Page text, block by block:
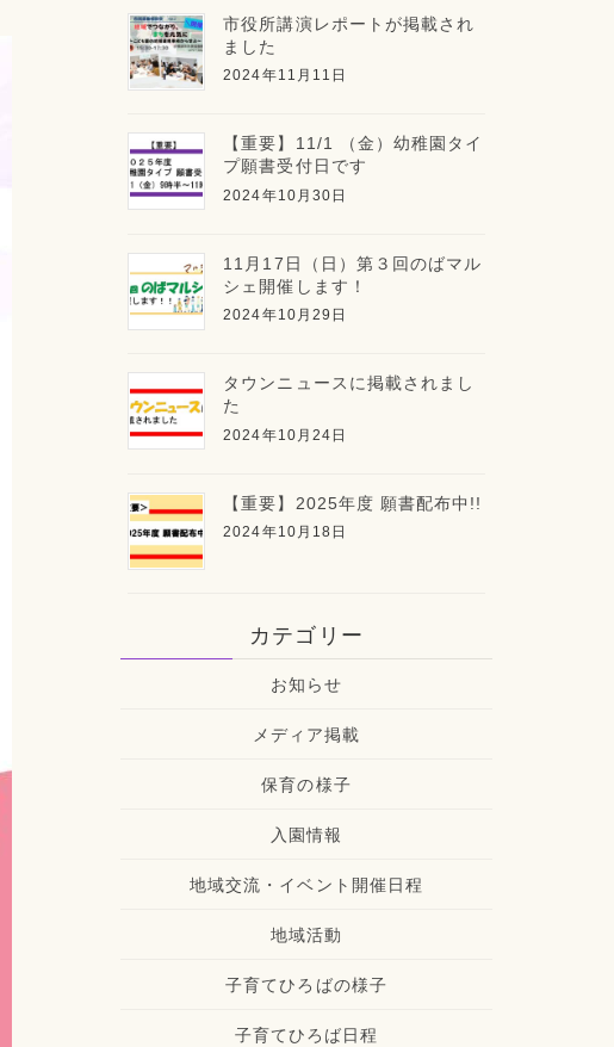
市役所講演レポートが掲載され
ました
2024年11月11日
【重要】11/1 （金）幼稚園タイ
プ願書受付日です
2024年10月30日
11月17日（日）第３回のばマル
シェ開催します！
2024年10月29日
タウンニュースに掲載されまし
た
2024年10月24日
【重要】2025年度 願書配布中!!
2024年10月18日
カテゴリー
お知らせ
メディア掲載
保育の様子
入園情報
地域交流・イベント開催日程
地域活動
子育てひろばの様子
子育てひろば日程